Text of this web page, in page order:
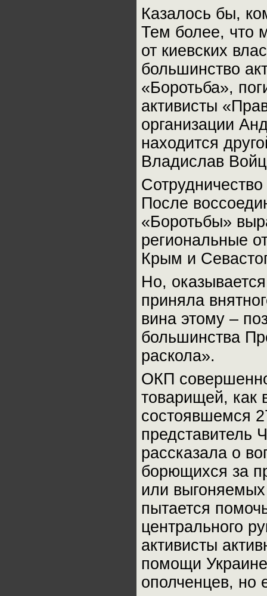
Казалось бы,
Тем более, что
от киевских
большинство
«Боротьба»,
активисты
организации
находится
Владислав
После
«Боротьбы»
региональные
Крым и
Но,
приняла
вина этому –
большинства
раскола».
ОКП
товарищей, как
состоявшемся
представитель
рассказала о
борющихся за
или
пытается
центрального
активисты
помощи
ополченцев, но